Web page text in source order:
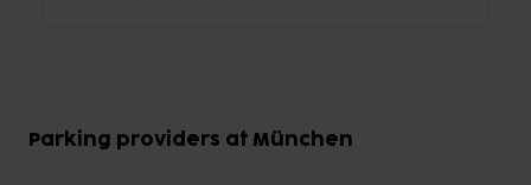
Parking providers at München